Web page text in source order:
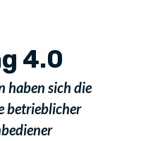
4.0
haben sich die
betrieblicher